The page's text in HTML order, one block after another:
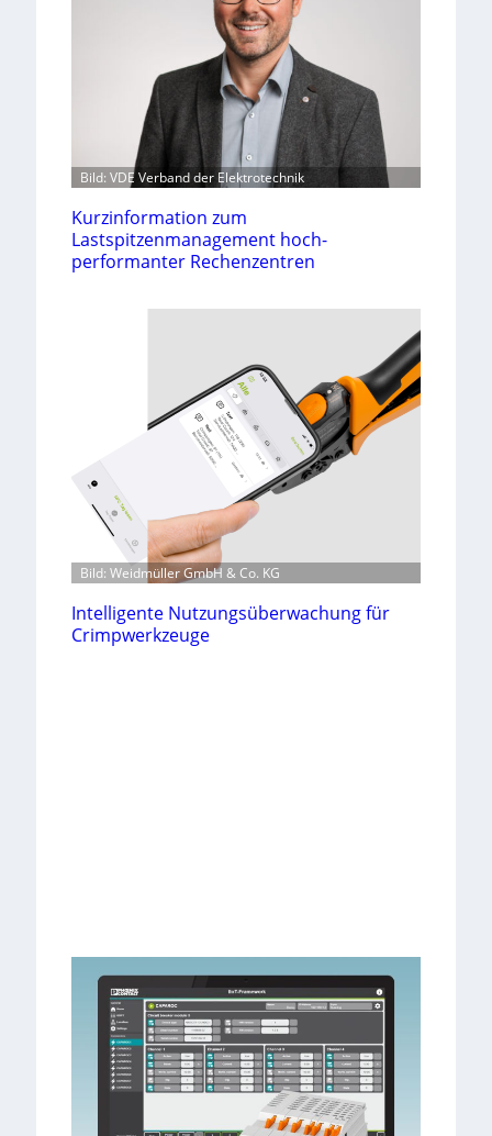
Bild: VDE Verband der Elektrotechnik
Kurzinformation zum
Lastspitzenmanagement hoch-
performanter Rechenzentren
Bild: Weidmüller GmbH & Co. KG
Intelligente Nutzungsüberwachung für
Crimpwerkzeuge